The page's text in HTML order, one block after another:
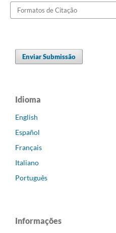
Formatos de Citação
Enviar Submissão
Idioma
English
Español
Français
Italiano
Português
Informações